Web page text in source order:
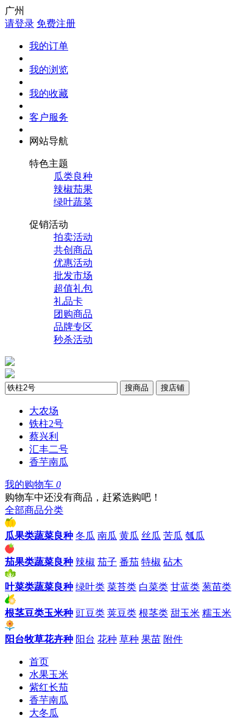
广州
请登录 免费注册
我的订单
我的浏览
我的收藏
客户服务
网站导航
特色主题
瓜类良种
辣椒茄果
绿叶蔬菜
促销活动
拍卖活动
共创商品
优惠活动
批发市场
超值礼包
礼品卡
团购商品
品牌专区
秒杀活动
搜商品 搜店铺
大农场
铁柱2号
蔡兴利
汇丰二号
香芋南瓜
我的购物车 0
购物车中还没有商品，赶紧选购吧！
全部商品分类
瓜果类蔬菜良种 冬瓜 南瓜 黄瓜 丝瓜 苦瓜 瓠瓜
茄果类蔬菜良种 辣椒 茄子 番茄 特椒 砧木
叶菜类蔬菜良种 绿叶类 菜苔类 白菜类 甘蓝类 葱苗类
根茎豆类玉米种 豇豆类 荚豆类 根茎类 甜玉米 糯玉米
阳台牧草花卉种 阳台 花种 草种 果苗 附件
首页
水果玉米
紫红长茄
香芋南瓜
大冬瓜